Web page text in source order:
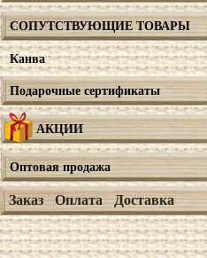
СОПУТСТВУЮЩИЕ ТОВАРЫ
Канва
Подарочные сертификаты
АКЦИИ
Оптовая продажа
Заказ Оплата Доставка